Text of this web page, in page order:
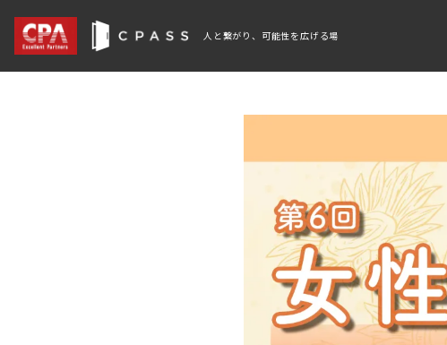
人と繋がり、可能性を広げる場